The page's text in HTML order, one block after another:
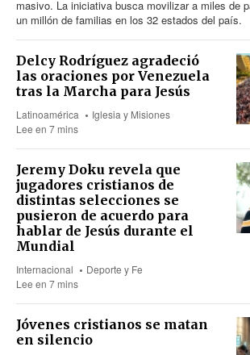
masivo. La iniciativa busca movilizar a miles de
un millón de familias en los 32 estados del país.
Delcy Rodríguez agradeció
las oraciones por Venezuela
tras la Marcha para Jesús
Latinoamérica
Iglesia y Misiones
Lee en 7 mins
Jeremy Doku revela que
jugadores cristianos de
distintas selecciones se
pusieron de acuerdo para
hablar de Jesús durante el
Mundial
Internacional
Deporte y Fe
Lee en 7 mins
Jóvenes cristianos se matan
en silencio